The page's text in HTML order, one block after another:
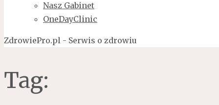
Nasz Gabinet
OneDayClinic
ZdrowiePro.pl - Serwis o zdrowiu
Tag: